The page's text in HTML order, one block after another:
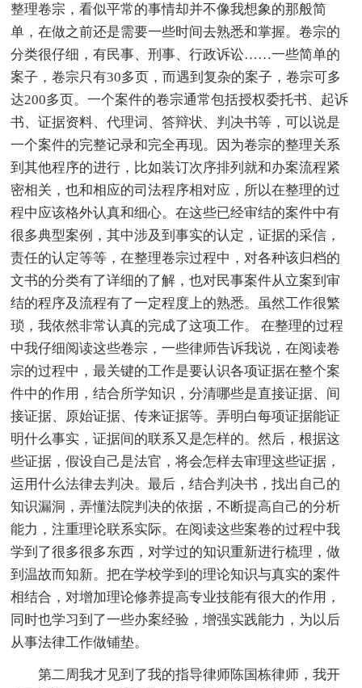
整理卷宗，看似平常的事情却并不像我想象的那般简
单，在做之前还是需要一些时间去熟悉和掌握。卷宗的
分类很仔细，有民事、刑事、行政诉讼……一些简单的
案子，卷宗只有30多页，而遇到复杂的案子，卷宗可多
达200多页。一个案件的卷宗通常包括授权委托书、起诉
书、证据资料、代理词、答辩状、判决书等，可以说是
一个案件的完整记录和完全再现。因为卷宗的整理关系
到其他程序的进行，比如装订次序排列就和办案流程紧
密相关，也和相应的司法程序相对应，所以在整理的过
程中应该格外认真和细心。在这些已经审结的案件中有
很多典型案例，其中涉及到事实的认定，证据的采信，
责任的认定等等，在整理卷宗过程中，对各种该归档的
文书的分类有了详细的了解，也对民事案件从立案到审
结的程序及流程有了一定程度上的熟悉。虽然工作很繁
琐，我依然非常认真的完成了这项工作。 在整理的过程
中我仔细阅读这些卷宗，一些律师告诉我说，在阅读卷
宗的过程中，最关键的工作是要认识各项证据在整个案
件中的作用，结合所学知识，分清哪些是直接证据、间
接证据、原始证据、传来证据等。弄明白每项证据能证
明什么事实，证据间的联系又是怎样的。然后，根据这
些证据，假设自己是法官，将会怎样去审理这些证据，
运用什么法律去判决。最后，结合判决书，找出自己的
知识漏洞，弄懂法院判决的依据，不断提高自己的分析
能力，注重理论联系实际。在阅读这些案卷的过程中我
学到了很多很多东西，对学过的知识重新进行梳理，做
到温故而知新。把在学校学到的理论知识与真实的案件
相结合，对增加理论修养提高专业技能有很大的作用，
同时也学习到了一些办案经验，增强实践能力，为以后
从事法律工作做铺垫。
第二周我才见到了我的指导律师陈国栋律师，我开